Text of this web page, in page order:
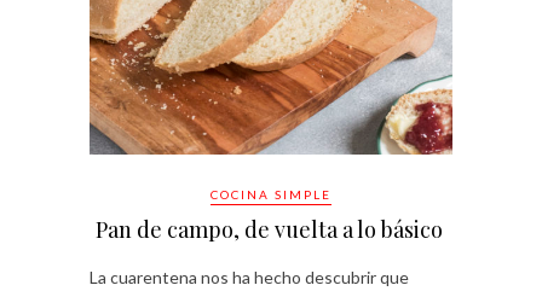
COCINA SIMPLE
Pan de campo, de vuelta a lo básico
La cuarentena nos ha hecho descubrir que